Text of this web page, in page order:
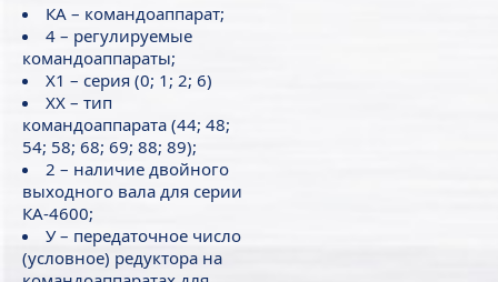
КА – командоаппарат;
4 – регулируемые
командоаппараты;
Х1 – серия (0; 1; 2; 6)
ХХ – тип
командоаппарата (44; 48;
54; 58; 68; 69; 88; 89);
2 – наличие двойного
выходного вала для серии
КА-4600;
У – передаточное число
(условное) редуктора на